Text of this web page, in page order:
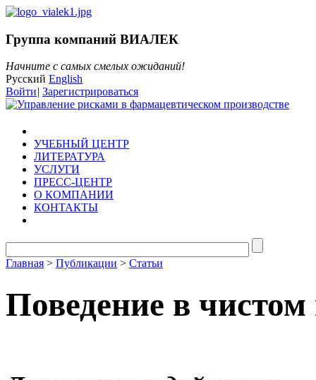
Группа компаний ВИАЛЕК
Начните с самых смелых ожиданий!
Русский English
Войти| Зарегистрироваться
УЧЕБНЫЙ ЦЕНТР
ЛИТЕРАТУРА
УСЛУГИ
ПРЕСС-ЦЕНТР
О КОМПАНИИ
КОНТАКТЫ
Главная > Публикации > Статьи
Поведение в